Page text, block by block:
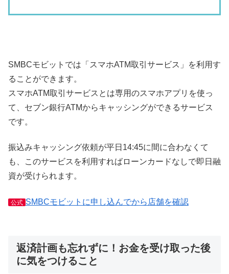
SMBCモビットでは「スマホATM取引サービス」を利用す
ることができます。
スマホATM取引サービスとは専用のスマホアプリを使っ
て、セブン銀行ATMからキャッシングができるサービス
です。
振込みキャッシング依頼が平日14:45に間に合わなくて
も、このサービスを利用すればローンカードなしで即日融
資が受けられます。
公式 SMBCモビットに申し込んでから店舗を確認
返済計画も忘れずに！お金を受け取った後
に気をつけること